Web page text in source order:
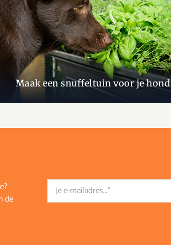
Maak een snuffeltuin voor je hond
de
Email